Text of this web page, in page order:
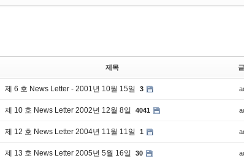
제목
제 6 호 News Letter - 2001년 10월 15일 3
제 10 호 News Letter 2002년 12월 8일 4041
제 12 호 News Letter 2004년 11월 11일 1
제 13 호 News Letter 2005년 5월 16일 30